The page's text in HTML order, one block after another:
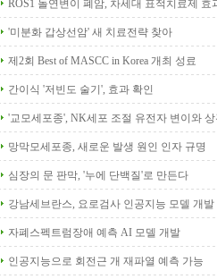
ROS1 돌연변이 폐암, 차세대 표적치료제 효
'미분화 갑상선암' 새 치료전략 찾아
제2회 Best of MASCC in Korea 개최 성료
간이식 '저빈도 술기', 효과 확인
'교모세포종', NK세포 조절 유전자 변이와
망막모세포종, 새로운 발생 원인 인자 규명
심장의 문 판막, '누에 단백질'로 만든다
강남세브란스, 요로검사 인공지능 모델 개발
자폐스펙트럼장애 예측 AI 모델 개발
인공지능으로 회전근 개 재파열 예측 가능